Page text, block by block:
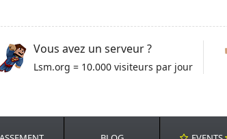
Vous avez un serveur ?
Lsm.org = 10.000 visiteurs par jour